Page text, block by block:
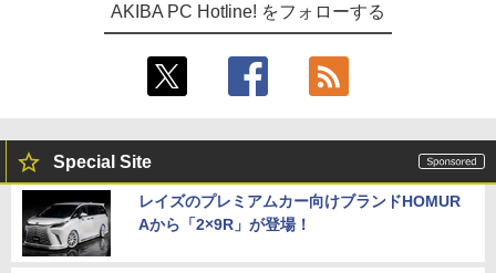
AKIBA PC Hotline! をフォローする
Special Site
レイズのプレミアムカー向けブランドHOMUR
Aから「2×9R」が登場！